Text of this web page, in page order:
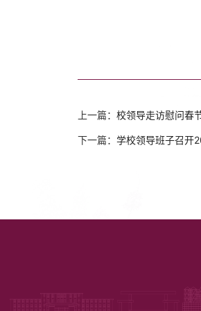
上一篇： 校领导走访慰问春
下一篇： 学校领导班子召开